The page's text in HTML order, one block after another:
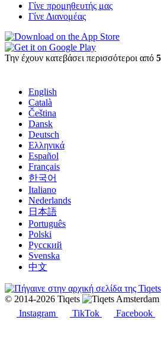
Γίνε προμηθευτής μας
Γίνε Διανομέας
Την έχουν κατεβάσει περισσότεροι από
English
Català
Čeština
Dansk
Deutsch
Ελληνικά
Español
Français
한국어
Italiano
Nederlands
日本語
Português
Polski
Русский
Svenska
中文
© 2014-2026 Tiqets
Instagram
TikTok Facebook